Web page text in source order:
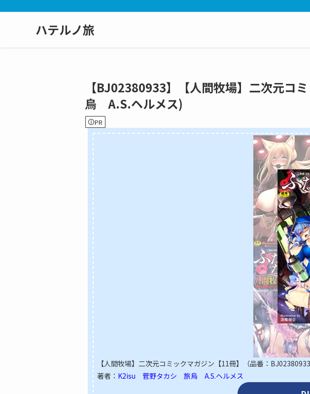
ハテルノ旅
【BJ02380933】【人間牧場】二次元
烏 A.S.ヘルメス)
PR
【人間牧場】二次元コミックマガジン【11冊】（品番：BJ02380933
著者： K2isu 菅野タカシ 旅烏 A.S.ヘルメス